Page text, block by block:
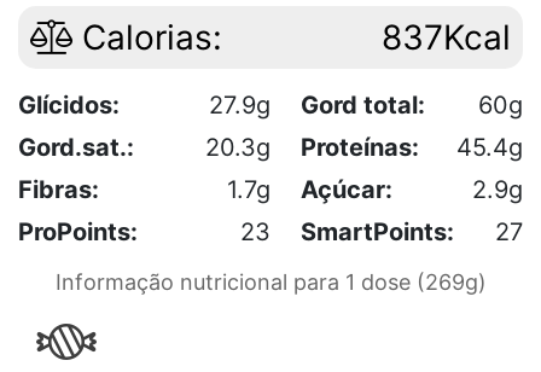
Calorias: 837Kcal
Glícidos: 27.9g Gord total:
60g
Gord.sat.:
20.3g Proteínas:
45.4g
Fibras:
1.7g Açúcar:
2.9g
ProPoints:
23 SmartPoints: 27
Informação nutricional para 1 dose (269g)